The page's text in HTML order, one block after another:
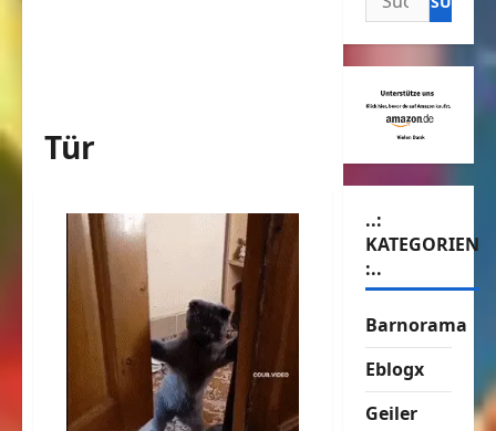
Tür
nach:
..:
KATEGORIEN
:..
Barnorama
Eblogx
Geiler